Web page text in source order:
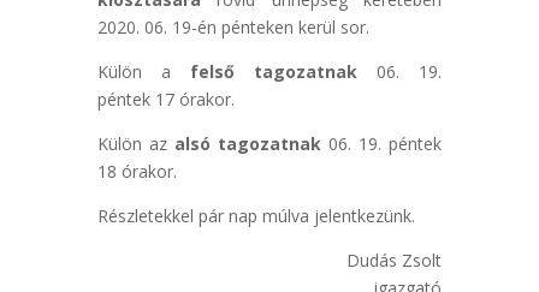
2020. 06. 19-én pénteken kerül sor.
Külön a felső tagozatnak 06. 19.
péntek 17 órakor.
Külön az alsó tagozatnak 06. 19. péntek
18 órakor.
Részletekkel pár nap múlva jelentkezünk.
Dudás Zsolt